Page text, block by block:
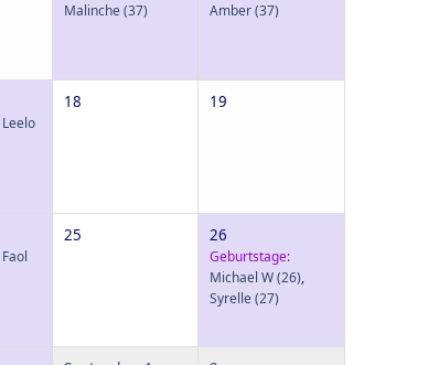
Malinche(37)
Amber(37)
Leelo
18 19
Faol
25 26
Geburtstage:
Michael W(26),
Syrelle(27)